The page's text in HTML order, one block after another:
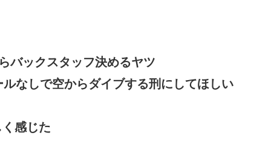
バックスタッフ決めるヤツ
なしで空からダイブする刑にしてほしい
感じた